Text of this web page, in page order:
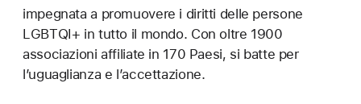
impegnata a promuovere i diritti delle persone
LGBTQI+ in tutto il mondo. Con oltre 1900
associazioni affiliate in 170 Paesi, si batte per
l’uguaglianza e l’accettazione.